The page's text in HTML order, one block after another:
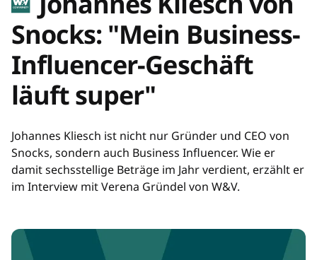
Snocks: "Mein Business-
Influencer-Geschäft
läuft super"
Johannes Kliesch ist nicht nur Gründer und CEO von
Snocks, sondern auch Business Influencer. Wie er
damit sechsstellige Beträge im Jahr verdient, erzählt er
im Interview mit Verena Gründel von W&V.